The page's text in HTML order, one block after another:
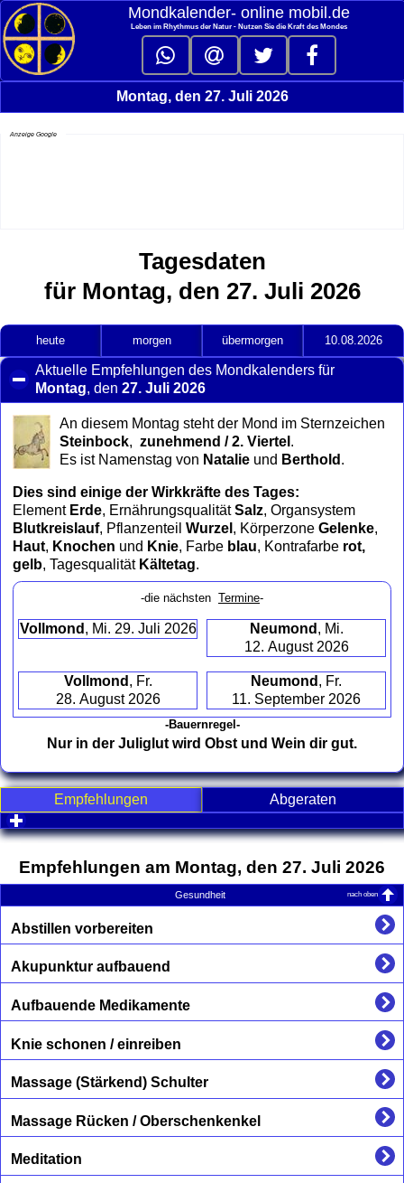
Mondkalender‑ online mobil.de
Leben im Rhythmus der Natur - Nutzen Sie die Kraft des Mondes
Montag, den 27. Juli 2026
Anzeige Google
Tagesdaten
für Montag, den 27. Juli 2026
heute morgen übermorgen 10.08.2026
Aktuelle Empfehlungen des Mondkalenders für
Montag, den27. Juli 2026
to
collapse
contents
An diesem Montag steht der Mond im Sternzeichen
Steinbock, zunehmend / 2. Viertel .
Es ist Namenstag von Natalie und Berthold .
Dies sind einige der Wirkkräfte des Tages:
Element Erde, ErnährungsqualitätSalz, Organsystem
Blutkreislauf, Pflanzenteil Wurzel , Körperzone Gelenke,
Haut, Knochen und Knie, Farbe blau, Kontrafarbe rot,
gelb, Tagesqualität Kältetag.
-die nächsten Termine-
Vollmond , Mi. 29. Juli 2026 Neumond , Mi.
12. August 2026
Vollmond , Fr.
28. August 2026
Neumond , Fr.
11. September 2026
-Bauernregel-
Nur in der Juliglut wird Obst und Wein dir gut.
Empfehlungen
Abgeraten
click to expand contents
Empfehlungen am Montag, den 27. Juli 2026
Gesundheit nach oben
Abstillen vorbereiten
Akupunktur aufbauend
Aufbauende Medikamente
Knie schonen / einreiben
Massage (Stärkend) Schulter
Massage Rücken / Oberschenkenkel
Meditation